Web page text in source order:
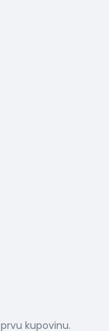
kupovinu.